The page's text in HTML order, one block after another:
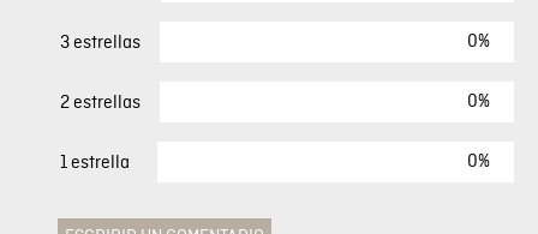
3 estrellas 0%
2 estrellas 0%
1 estrella 0%